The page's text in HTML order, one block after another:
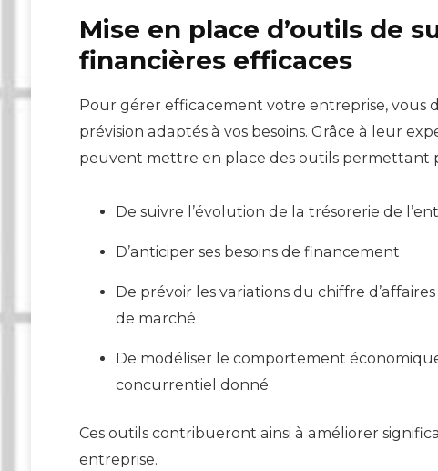
Mise en place d’outils de
financières efficaces
Pour gérer efficacement votre entreprise, vous
prévision adaptés à vos besoins. Grâce à leur
peuvent mettre en place des outils permettant
De suivre l’évolution de la trésorerie de
D’anticiper ses besoins de financement
De prévoir les variations du chiffre
de marché
De modéliser le comportement
concurrentiel donné
Ces outils contribueront ainsi à améliorer
entreprise.